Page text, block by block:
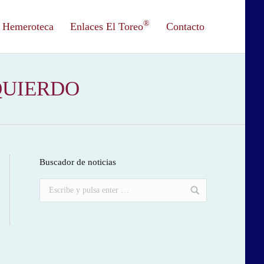
Hemeroteca Enlaces El Toreo® Contacto
Buscador de noticias